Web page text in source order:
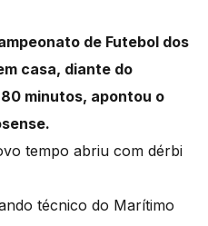
de Futebol dos
casa, diante do
minutos, apontou o
tempo abriu com dérbi
técnico do Marítimo